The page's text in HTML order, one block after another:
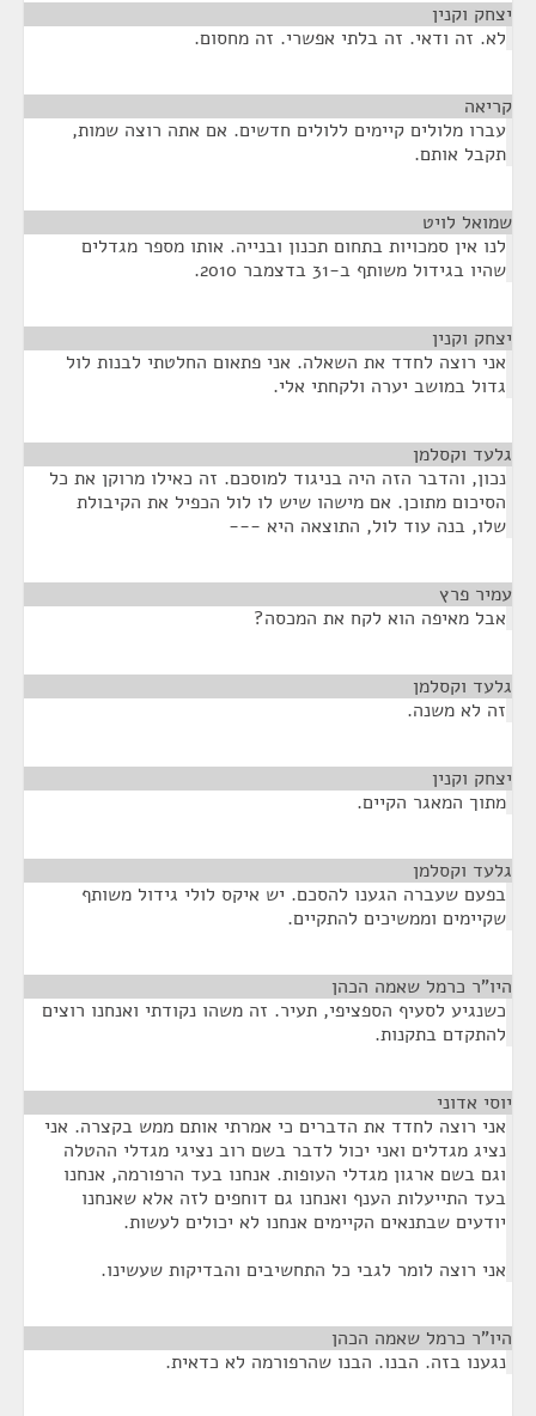
יצחק וקנין
לא. זה ודאי. זה בלתי אפשרי. זה מחסום.
קריאה
עברו מלולים קיימים ללולים חדשים. אם אתה רוצה שמות,
תקבל אותם.
שמואל לויט
לנו אין סמכויות בתחום תכנון ובנייה. אותו מספר מגדלים
שהיו בגידול משותף ב-31 בדצמבר 2010.
יצחק וקנין
אני רוצה לחדד את השאלה. אני פתאום החלטתי לבנות לול
גדול במושב יערה ולקחתי אלי.
גלעד וקסלמן
נכון, והדבר הזה היה בניגוד למוסכם. זה כאילו מרוקן את כל
הסיכום מתוכן. אם מישהו שיש לו לול הכפיל את הקיבולת
שלו, בנה עוד לול, התוצאה היא ---
עמיר פרץ
אבל מאיפה הוא לקח את המכסה?
גלעד וקסלמן
זה לא משנה.
יצחק וקנין
מתוך המאגר הקיים.
גלעד וקסלמן
בפעם שעברה הגענו להסכם. יש איקס לולי גידול משותף
שקיימים וממשיכים להתקיים.
היו"ר כרמל שאמה הכהן
כשנגיע לסעיף הספציפי, תעיר. זה משהו נקודתי ואנחנו רוצים
להתקדם בתקנות.
יוסי אדוני
אני רוצה לחדד את הדברים כי אמרתי אותם ממש בקצרה. אני
נציג מגדלים ואני יכול לדבר בשם רוב נציגי מגדלי ההטלה
וגם בשם ארגון מגדלי העופות. אנחנו בעד הרפורמה, אנחנו
בעד התייעלות הענף ואנחנו גם דוחפים לזה אלא שאנחנו
יודעים שבתנאים הקיימים אנחנו לא יכולים לעשות.
אני רוצה לומר לגבי כל התחשיבים והבדיקות שעשינו.
היו"ר כרמל שאמה הכהן
נגענו בזה. הבנו. הבנו שהרפורמה לא כדאית.